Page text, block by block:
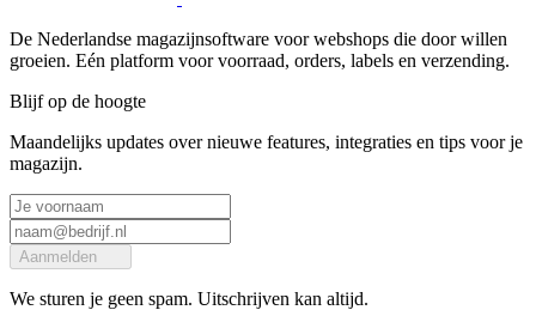
De Nederlandse magazijnsoftware voor webshops die door willen
groeien. Eén platform voor voorraad, orders, labels en verzending.
Blijf op de hoogte
Maandelijks updates over nieuwe features, integraties en tips voor je
magazijn.
Aanmelden
We sturen je geen spam. Uitschrijven kan altijd.